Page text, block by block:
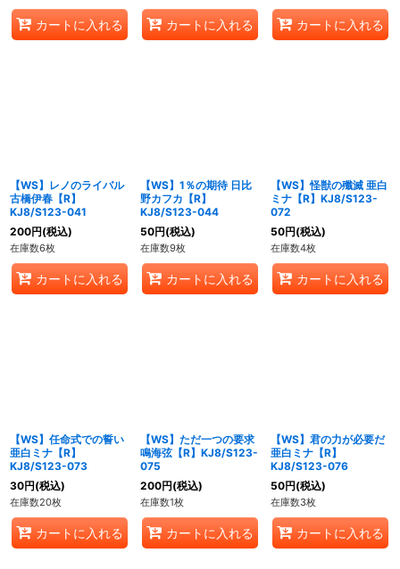
カートに入れる カートに入れる カートに入れる
【WS】レノのライバル
古橋伊春【R】
KJ8/S123-041
200円(税込)
在庫数6枚
カートに入れる
【WS】1％の期待 日比
野カフカ【R】
KJ8/S123-044
50円(税込)
在庫数9枚
カートに入れる
【WS】怪獣の殲滅 亜白
ミナ【R】KJ8/S123-
072
50円(税込)
在庫数4枚
カートに入れる
【WS】任命式での誓い
亜白ミナ【R】
KJ8/S123-073
30円(税込)
在庫数20枚
カートに入れる
【WS】ただ一つの要求
鳴海弦【R】KJ8/S123-
075
200円(税込)
在庫数1枚
カートに入れる
【WS】君の力が必要だ
亜白ミナ【R】
KJ8/S123-076
50円(税込)
在庫数3枚
カートに入れる